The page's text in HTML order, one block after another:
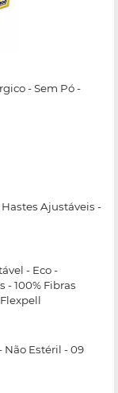
- Sem Pó -
Ajustáveis -
- Eco -
- 100% Fibras
Não Estéril - 09